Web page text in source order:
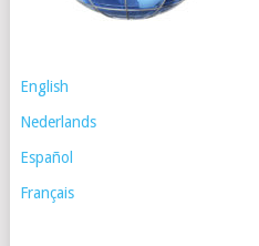
English
Nederlands
Español
Français